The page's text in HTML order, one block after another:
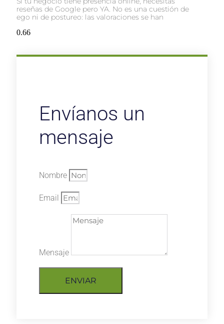
reseñas de Google pero YA. No es una cuestión de
ego ni de postureo: las valoraciones se han
Envíanos un
mensaje
Nombre
Email
Mensaje
ENVIAR